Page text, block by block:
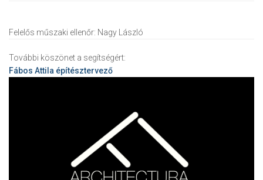
Felelős műszaki ellenőr: Nagy László
További köszönet a segítségért:
Fábos Attila építésztervező